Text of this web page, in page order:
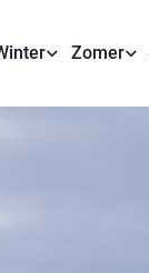
Zomer